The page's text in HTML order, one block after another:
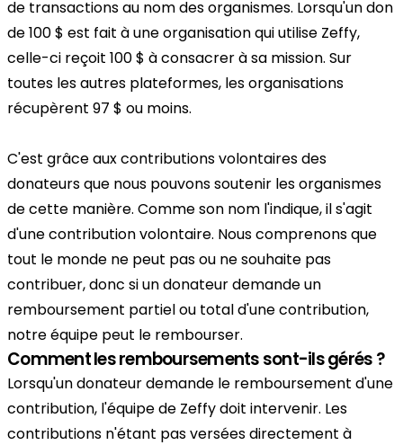
de transactions au nom des organismes. Lorsqu'un don
de 100 $ est fait à une organisation qui utilise Zeffy,
celle-ci reçoit 100 $ à consacrer à sa mission. Sur
toutes les autres plateformes, les organisations
récupèrent 97 $ ou moins.
C'est grâce aux contributions volontaires des
donateurs que nous pouvons soutenir les organismes
de cette manière. Comme son nom l'indique, il s'agit
d'une contribution volontaire. Nous comprenons que
tout le monde ne peut pas ou ne souhaite pas
contribuer, donc si un donateur demande un
remboursement partiel ou total d'une contribution,
notre équipe peut le rembourser.
Comment les remboursements sont-ils gérés ?
Lorsqu'un donateur demande le remboursement d'une
contribution, l'équipe de Zeffy doit intervenir. Les
contributions n'étant pas versées directement à